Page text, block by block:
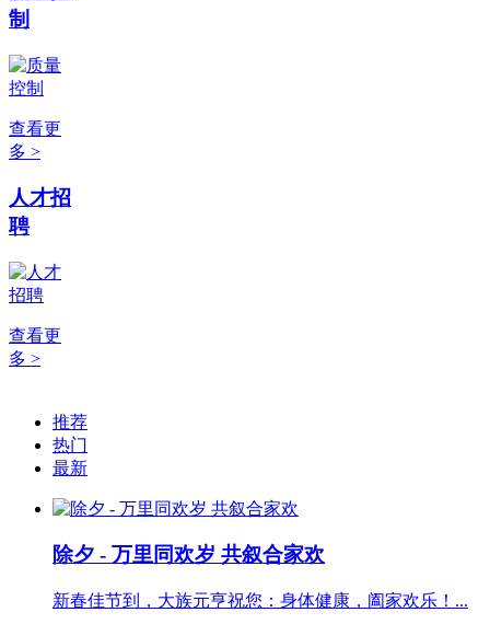
制
查看更
多 >
人才招
聘
查看更
多 >
推荐
热门
最新
除夕 - 万里同欢岁 共叙合家欢
新春佳节到，大族元亨祝您：身体健康，阖家欢乐！...